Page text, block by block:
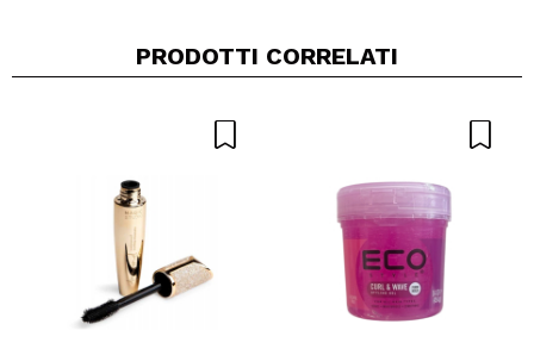
PRODOTTI CORRELATI